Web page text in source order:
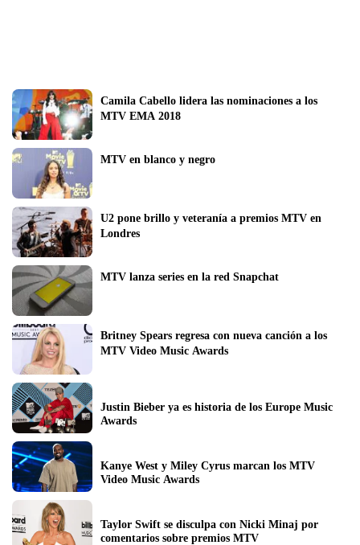
Camila Cabello lidera las nominaciones a los
MTV EMA 2018
MTV en blanco y negro
U2 pone brillo y veteranía a premios MTV en
Londres
MTV lanza series en la red Snapchat
Britney Spears regresa con nueva canción a los
MTV Video Music Awards
Justin Bieber ya es historia de los Europe Music
Awards
Kanye West y Miley Cyrus marcan los MTV
Video Music Awards
Taylor Swift se disculpa con Nicki Minaj por
comentarios sobre premios MTV